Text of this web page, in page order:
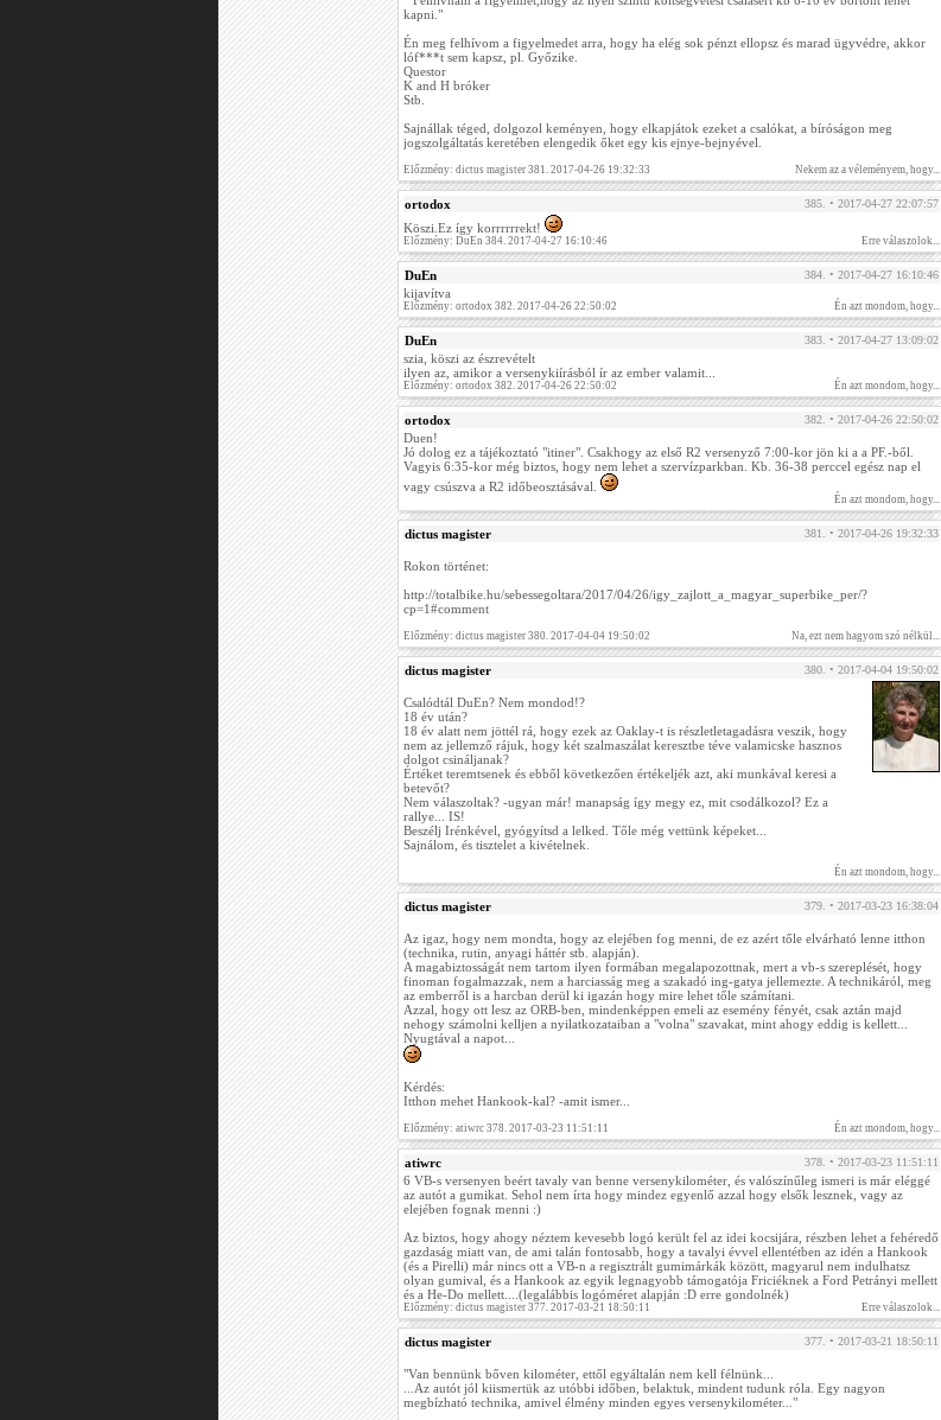
kapni."
Én meg felhívom a figyelmedet arra, hogy ha elég sok pénzt ellopsz és marad ügyvédre, akkor
lóf***t sem kapsz, pl. Győzike.
Questor
K and H bróker
Stb.
Sajnállak téged, dolgozol keményen, hogy elkapjátok ezeket a csalókat, a bíróságon meg
jogszolgáltatás keretében elengedik őket egy kis ejnye-bejnyével.
Előzmény: dictus magister 381. 2017-04-26 19:32:33 Nekem az a véleményem, hogy...
ortodox 385. • 2017-04-27 22:07:57
Köszi.Ez így korrrrrrekt!
Előzmény: DuEn 384. 2017-04-27 16:10:46 Erre válaszolok...
DuEn 384. • 2017-04-27 16:10:46
kijavítva
Előzmény: ortodox 382. 2017-04-26 22:50:02 Én azt mondom, hogy...
DuEn 383. • 2017-04-27 13:09:02
szia, köszi az észrevételt
ilyen az, amikor a versenykiírásból ír az ember valamit...
Előzmény: ortodox 382. 2017-04-26 22:50:02 Én azt mondom, hogy...
ortodox 382. • 2017-04-26 22:50:02
Duen!
Jó dolog ez a tájékoztató "itiner". Csakhogy az első R2 versenyző 7:00-kor jön ki a a PF.-ből.
Vagyis 6:35-kor még biztos, hogy nem lehet a szervízparkban. Kb. 36-38 perccel egész nap el
vagy csúszva a R2 időbeosztásával.
Én azt mondom, hogy...
dictus magister 381. • 2017-04-26 19:32:33
Rokon történet:
http://totalbike.hu/sebessegoltara/2017/04/26/igy_zajlott_a_magyar_superbike_per/?
cp=1#comment
Előzmény: dictus magister 380. 2017-04-04 19:50:02 Na, ezt nem hagyom szó nélkül...
dictus magister 380. • 2017-04-04 19:50:02
Csalódtál DuEn? Nem mondod!?
18 év után?
18 év alatt nem jöttél rá, hogy ezek az Oaklay-t is részletletagadásra veszik, hogy
nem az jellemző rájuk, hogy két szalmaszálat keresztbe téve valamicske hasznos
dolgot csináljanak?
Értéket teremtsenek és ebből következően értékeljék azt, aki munkával keresi a
betevőt?
Nem válaszoltak? -ugyan már! manapság így megy ez, mit csodálkozol? Ez a
rallye... IS!
Beszélj Irénkével, gyógyítsd a lelked. Tőle még vettünk képeket...
Sajnálom, és tisztelet a kivételnek.
Én azt mondom, hogy...
dictus magister 379. • 2017-03-23 16:38:04
Az igaz, hogy nem mondta, hogy az elejében fog menni, de ez azért tőle elvárható lenne itthon
(technika, rutin, anyagi háttér stb. alapján).
A magabiztosságát nem tartom ilyen formában megalapozottnak, mert a vb-s szereplését, hogy
finoman fogalmazzak, nem a harciasság meg a szakadó ing-gatya jellemezte. A technikáról, meg
az emberről is a harcban derül ki igazán hogy mire lehet tőle számítani.
Azzal, hogy ott lesz az ORB-ben, mindenképpen emeli az esemény fényét, csak aztán majd
nehogy számolni kelljen a nyilatkozataiban a "volna" szavakat, mint ahogy eddig is kellett...
Nyugtával a napot...
Kérdés:
Itthon mehet Hankook-kal? -amit ismer...
Előzmény: atiwrc 378. 2017-03-23 11:51:11 Én azt mondom, hogy...
atiwrc 378. • 2017-03-23 11:51:11
6 VB-s versenyen beért tavaly van benne versenykilométer, és valószínűleg ismeri is már eléggé
az autót a gumikat. Sehol nem írta hogy mindez egyenlő azzal hogy elsők lesznek, vagy az
elejében fognak menni :)
Az biztos, hogy ahogy néztem kevesebb logó került fel az idei kocsijára, részben lehet a fehéredő
gazdaság miatt van, de ami talán fontosabb, hogy a tavalyi évvel ellentétben az idén a Hankook
(és a Pirelli) már nincs ott a VB-n a regisztrált gumimárkák között, magyarul nem indulhatsz
olyan gumival, és a Hankook az egyik legnagyobb támogatója Friciéknek a Ford Petrányi mellett
és a He-Do mellett....(legalábbis logóméret alapján :D erre gondolnék)
Előzmény: dictus magister 377. 2017-03-21 18:50:11 Erre válaszolok...
dictus magister 377. • 2017-03-21 18:50:11
"Van bennünk bőven kilométer, ettől egyáltalán nem kell félnünk...
...Az autót jól kiismertük az utóbbi időben, belaktuk, mindent tudunk róla. Egy nagyon
megbízható technika, amivel élmény minden egyes versenykilométer..."